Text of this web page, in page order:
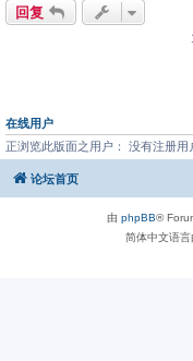
回复
在线用户
正浏览此版面之用户： 没有注册用
论坛首页
由 phpBB®
简体中文语言